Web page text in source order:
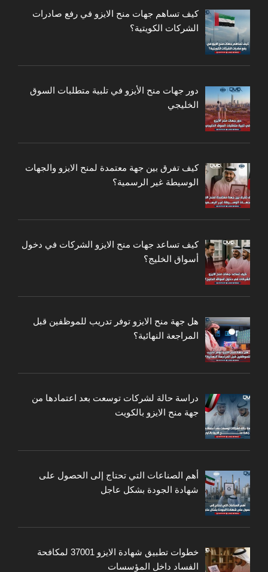
كيف تساهم جهات منح الايزو في رفع صادرات
الشركات الكويتية؟
دور جهات منح الأيزو في تلبية متطلبات السوق
الخليجي
كيف تفرق بين جهة معتمدة لمنح الايزو والجهات
الوسيطة غير الرسمية؟
كيف تساعد جهات منح الايزو الشركات في دخول
أسواق الخليج؟
هل جهة منح الايزو توفر تدريب للموظفين قبل
المراجعة النهائية؟
دراسة حالة لشركات توسعت بعد اعتمادها من
جهة منح الايزو بالكويت
أهم الصناعات التي تحتاج إلى الحصول على
شهادة الجودة بشكل عاجل
خطوات تطبيق شهادة الايزو 37001 لمكافحة
الفساد داخل المؤسسات